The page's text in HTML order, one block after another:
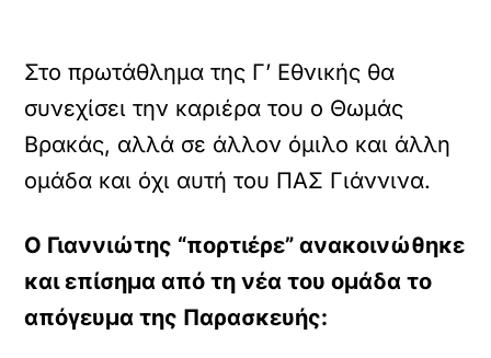
Στο πρωτάθλημα της Γ’ Εθνικής θα
συνεχίσει την καριέρα του ο Θωμάς
Βρακάς, αλλά σε άλλον όμιλο και άλλη
ομάδα και όχι αυτή του ΠΑΣ Γιάννινα.
Ο Γιαννιώτης “πορτιέρε” ανακοινώθηκε
και επίσημα από τη νέα του ομάδα το
απόγευμα της Παρασκευής: